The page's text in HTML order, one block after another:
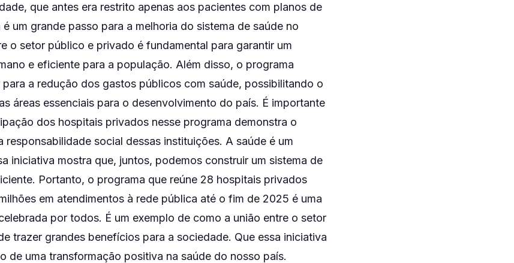
que antes era restrito apenas aos pacientes com planos de
um grande passo para a melhoria do sistema de saúde no
o setor público e privado é fundamental para garantir um
e eficiente para a população. Além disso, o programa
a redução dos gastos públicos com saúde, possibilitando o
áreas essenciais para o desenvolvimento do país. É importante
dos hospitais privados nesse programa demonstra o
responsabilidade social dessas instituições. A saúde é um
iniciativa mostra que, juntos, podemos construir um sistema de
Portanto, o programa que reúne 28 hospitais privados
em atendimentos à rede pública até o fim de 2025 é uma
por todos. É um exemplo de como a união entre o setor
trazer grandes benefícios para a sociedade. Que essa iniciativa
de uma transformação positiva na saúde do nosso país.